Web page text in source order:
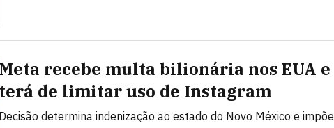
Meta recebe multa bilionária nos EUA e
terá de limitar uso de Instagram
Decisão determina indenização ao estado do Novo México e impõe